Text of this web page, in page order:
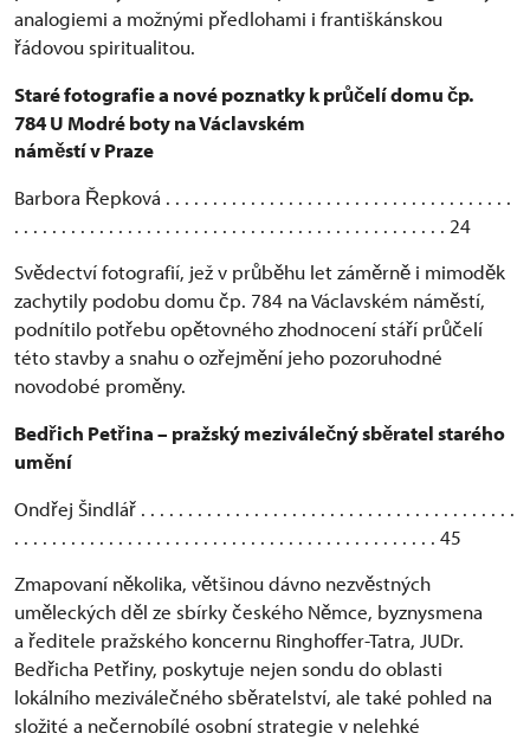
analogiemi a možnými předlohami i františkánskou
řádovou spiritualitou.
Staré fotografie a nové poznatky k průčelí domu čp.
784 U Modré boty na Václavském
náměstí v Praze
Barbora Řepková . . . . . . . . . . . . . . . . . . . . . . . . . . . . . . . . . . . . .
. . . . . . . . . . . . . . . . . . . . . . . . . . . . . . . . . . . . . . . . . . . . . . 24
Svědectví fotografií, jež v průběhu let záměrně i mimoděk
zachytily podobu domu čp. 784 na Václavském náměstí,
podnítilo potřebu opětovného zhodnocení stáří průčelí
této stavby a snahu o ozřejmění jeho pozoruhodné
novodobé proměny.
Bedřich Petřina – pražský meziválečný sběratel starého
umění
Ondřej Šindlář . . . . . . . . . . . . . . . . . . . . . . . . . . . . . . . . . . . . . . . .
. . . . . . . . . . . . . . . . . . . . . . . . . . . . . . . . . . . . . . . . . . . . . 45
Zmapovaní několika, většinou dávno nezvěstných
uměleckých děl ze sbírky českého Němce, byznysmena
a ředitele pražského koncernu Ringhoffer-Tatra, JUDr.
Bedřicha Petřiny, poskytuje nejen sondu do oblasti
lokálního meziválečného sběratelství, ale také pohled na
složité a nečernobílé osobní strategie v nelehké